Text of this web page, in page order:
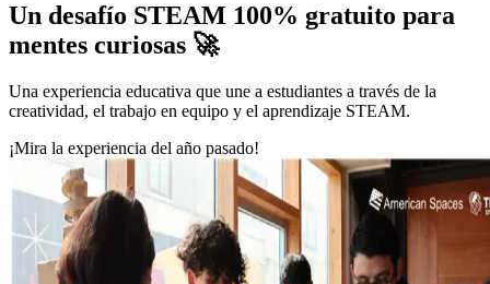
Un desafío STEAM 100% gratuito para
mentes curiosas 🚀
Una experiencia educativa que une a estudiantes a través de la
creatividad, el trabajo en equipo y el aprendizaje STEAM.
¡Mira la experiencia del año pasado!